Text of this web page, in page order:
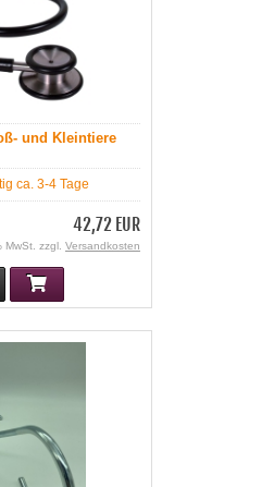
und Kleintiere
ca. 3-4 Tage
42,72 EUR
MwSt. zzgl. Versandkosten